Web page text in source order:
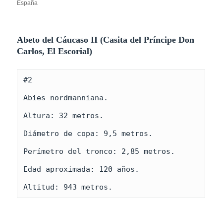
España
Abeto del Cáucaso II (Casita del Príncipe Don
Carlos, El Escorial)
#2
Abies nordmanniana.
Altura: 32 metros.
Diámetro de copa: 9,5 metros.
Perímetro del tronco: 2,85 metros.
Edad aproximada: 120 años.
Altitud: 943 metros.